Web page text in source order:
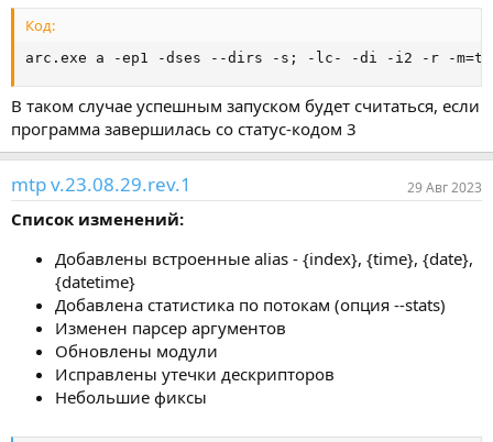
Код:
arc.exe a -ep1 -dses --dirs -s; -lc- -di -i2 -r -
В таком случае успешным запуском будет считаться, если
программа завершилась со статус-кодом 3
mtp v.23.08.29.rev.1 29 Авг 2023
Список изменений:
Добавлены встроенные alias - {index}, {time}, {date},
{datetime}
Добавлена статистика по потокам (опция --stats)
Изменен парсер аргументов
Обновлены модули
Исправлены утечки дескрипторов
Небольшие фиксы